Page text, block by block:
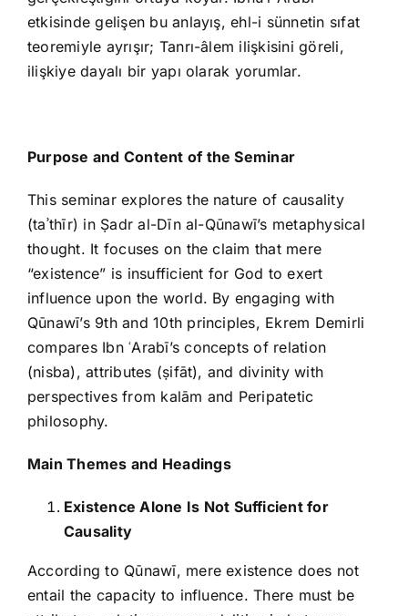
etkisinde gelişen bu anlayış, ehl-i sünnetin sıfat
teoremiyle ayrışır; Tanrı-âlem ilişkisini göreli,
ilişkiye dayalı bir yapı olarak yorumlar.
Purpose and Content of the Seminar
This seminar explores the nature of causality
(taʾthīr) in Ṣadr al-Dīn al-Qūnawī’s metaphysical
thought. It focuses on the claim that mere
“existence” is insufficient for God to exert
influence upon the world. By engaging with
Qūnawī’s 9th and 10th principles, Ekrem Demirli
compares Ibn ʿArabī’s concepts of relation
(nisba), attributes (ṣifāt), and divinity with
perspectives from kalām and Peripatetic
philosophy.
Main Themes and Headings
Existence Alone Is Not Sufficient for
Causality
According to Qūnawī, mere existence does not
entail the capacity to influence. There must be